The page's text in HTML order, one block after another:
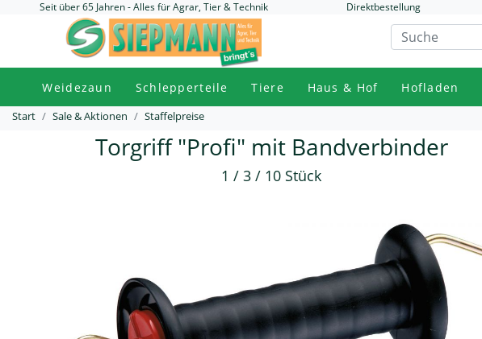
Seit über 65 Jahren - Alles für Agrar, Tier & Technik Direktbestellung
Weidezaun Schlepperteile Tiere Haus & Hof Hofladen
Start Sale & Aktionen Staffelpreise
Torgriff "Profi" mit Bandverbinder
1 / 3 / 10 Stück